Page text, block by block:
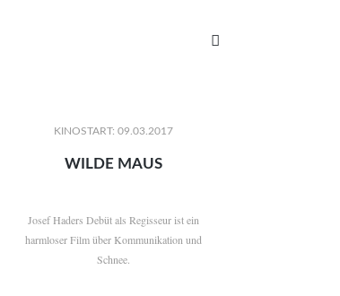

KINOSTART: 09.03.2017
WILDE MAUS
Josef Haders Debüt als Regisseur ist ein
harmloser Film über Kommunikation und
Schnee.